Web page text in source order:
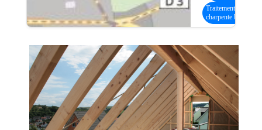
Traitement
charpente bois